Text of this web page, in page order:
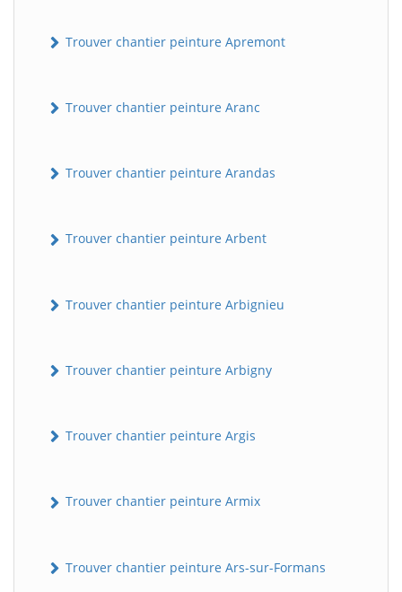
Trouver chantier peinture Apremont
Trouver chantier peinture Aranc
Trouver chantier peinture Arandas
Trouver chantier peinture Arbent
Trouver chantier peinture Arbignieu
Trouver chantier peinture Arbigny
Trouver chantier peinture Argis
Trouver chantier peinture Armix
Trouver chantier peinture Ars-sur-Formans